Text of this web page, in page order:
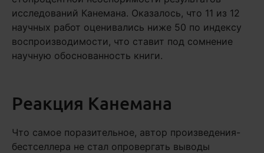
исследований Канемана. Оказалось, что 11 из 12
научных работ оценивались ниже 50 по индексу
воспроизводимости, что ставит под сомнение
научную обоснованность книги.
Реакция Канемана
Что самое поразительное, автор произведения-
бестселлера не стал опровергать выводы